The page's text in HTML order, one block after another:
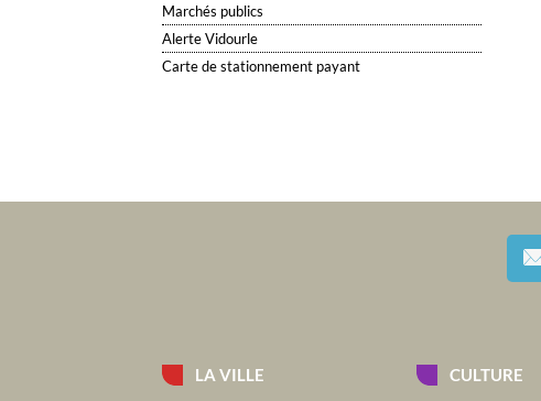
Marchés publics
Alerte Vidourle
Carte de stationnement payant
LA VILLE CULTURE